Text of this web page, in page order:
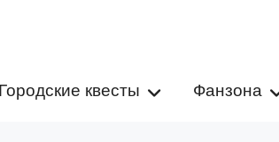
Городские квесты Фанзона